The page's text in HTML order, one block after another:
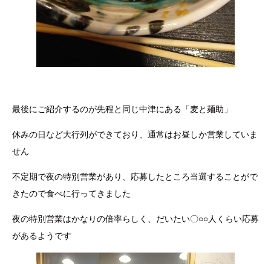
最後にご紹介するのが先程と同じ中津にある「麦と麺助」
休みの日など大行列ができており、通常はお昼しか営業していま
せん
不定期で夜の特別営業があり、応募したところ当選することがで
きたので食べに行ってきました
夜の特別営業はかなりの倍率らしく、だいたい〇○○人くらい応募
があるようです